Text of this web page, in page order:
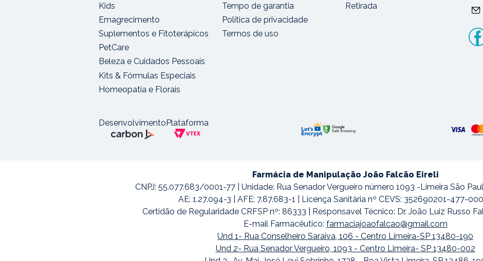
Kids
Emagrecimento
Suplementos e Fitoterápicos
PetCare
Beleza e Cuidados Pessoais
Kits & Fórmulas Especiais
Homeopatia e Florais
Tempo de garantia
Política de privacidade
Termos de uso
Retirada
DesenvolvimentoPlataforma
Farmácia de Manipulação João Falcão Eireli
CNPJ: 55.077.683/0001-77 | Unidade: Rua Senador Vergueiro número 1093 -Limeira São
AE: 1.27.094-3 | AFE: 7.87.683-1 | Licença Sanitária nº CEVS: 352690201-477-
Certidão de Regularidade CRFSP nº: 86333 | Responsavel Técnico: Dr. João Luiz Russo
E-mail Farmacêutico: farmaciajoaofalcao@gmail.com
Und 1- Rua Conselheiro Saraiva, 106 - Centro Limeira-SP 13480-190
Und 2- Rua Senador Vergueiro, 1093 - Centro Limeira- SP 13480-002